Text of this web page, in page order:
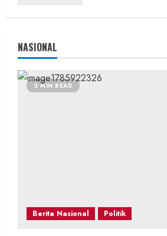
NASIONAL
2 MIN READ
Berita Nasional Politik